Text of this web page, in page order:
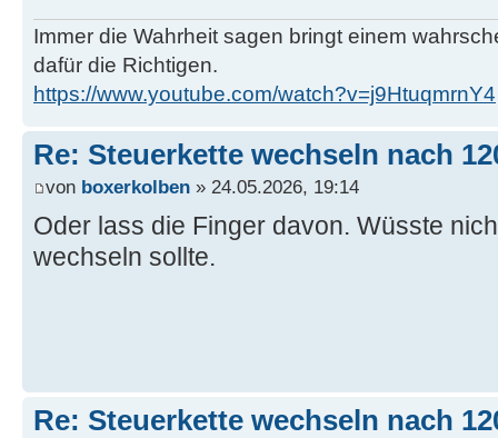
Immer die Wahrheit sagen bringt einem
dafür die Richtigen.
https://www.youtube.com/watch?v=j9HtuqmrnY4
Re: Steuerkette wechseln nach
von boxerkolben » 24.05.2026, 19:14
Oder lass die Finger davon. Wüsste
wechseln sollte.
Re: Steuerkette wechseln nach